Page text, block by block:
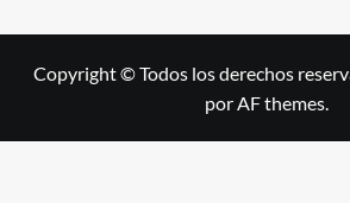
Copyright © Todos los derechos
por AF themes.